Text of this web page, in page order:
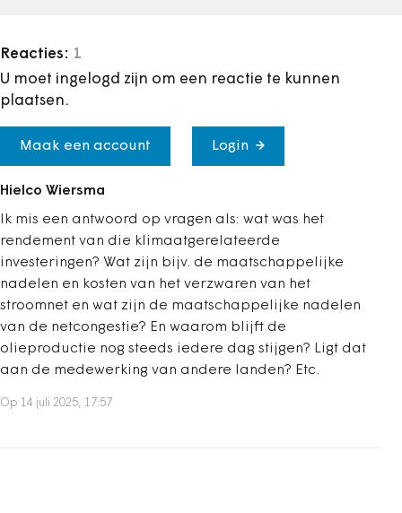
Reacties: 1
U moet ingelogd zijn om een reactie te kunnen
plaatsen.
Maak een account Login
Hielco Wiersma
Ik mis een antwoord op vragen als: wat was het
rendement van die klimaatgerelateerde
investeringen? Wat zijn bijv. de maatschappelijke
nadelen en kosten van het verzwaren van het
stroomnet en wat zijn de maatschappelijke nadelen
van de netcongestie? En waarom blijft de
olieproductie nog steeds iedere dag stijgen? Ligt dat
aan de medewerking van andere landen? Etc.
Op 14 juli 2025, 17:57